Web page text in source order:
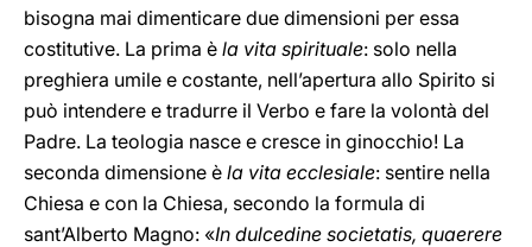
bisogna mai dimenticare due dimensioni per essa
costitutive. La prima è la vita spirituale: solo nella
preghiera umile e costante, nell’apertura allo Spirito si
può intendere e tradurre il Verbo e fare la volontà del
Padre. La teologia nasce e cresce in ginocchio! La
seconda dimensione è la vita ecclesiale: sentire nella
Chiesa e con la Chiesa, secondo la formula di
sant’Alberto Magno: «In dulcedine societatis, quaerere